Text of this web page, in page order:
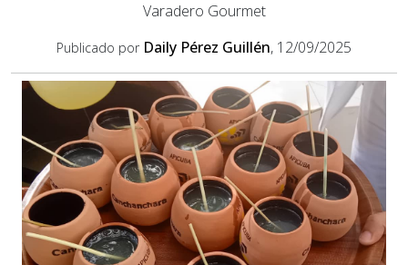
Varadero Gourmet
Publicado por Daily Pérez Guillén, 12/09/2025